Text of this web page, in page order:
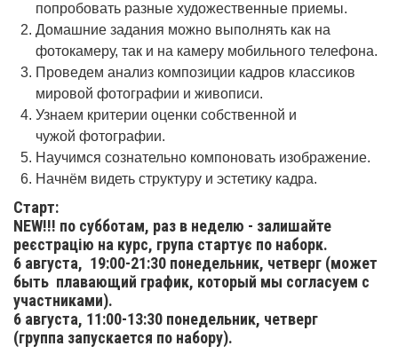
попробовать разные художественные приемы.
Домашние задания можно выполнять как на
фотокамеру, так и на камеру мобильного телефона.
Проведем анализ композиции кадров классиков
мировой фотографии и живописи.
Узнаем критерии оценки собственной и
чужой фотографии.
Научимся сознательно компоновать изображение.
Начнём видеть структуру и эстетику кадра.
Старт:
NEW!!! по субботам, раз в неделю - залишайте
реєстрацію на курс, група стартує по наборк.
6 августа, 19:00-21:30 понедельник, четверг (может
быть плавающий график, который мы согласуем с
участниками).
6 августа, 11:00-13:30 понедельник, четверг
(группа запускается по набору).